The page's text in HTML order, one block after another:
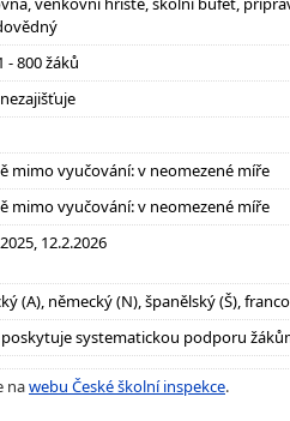
- 800 žáků
mimo vyučování: v neomezené míře
mimo vyučování: v neomezené míře
12.2.2026
(A), německý (N), španělský (Š),
systematickou podporu
nawebu České školní inspekce.